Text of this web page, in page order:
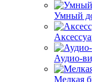
Умный
Аудио-
Мелкая